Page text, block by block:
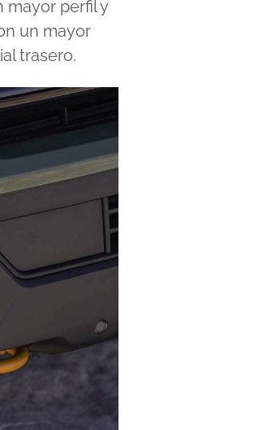
mayor perfil y
un mayor
trasero.